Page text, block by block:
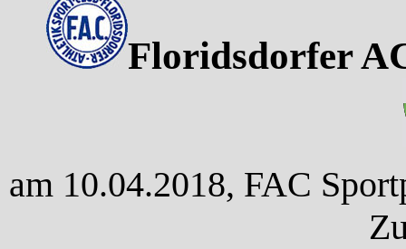
Floridsdorfer
am 10.04.2018, FAC